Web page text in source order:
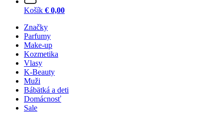
Košík € 0,00
Značky
Parfumy
Make-up
Kozmetika
Vlasy
K-Beauty
Muži
Bábätká a deti
Domácnosť
Sale